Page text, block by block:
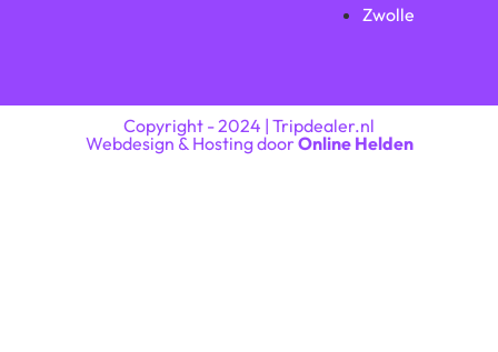
Zwolle
Copyright - 2024 | Tripdealer.nl
Webdesign & Hosting doorOnline Helden